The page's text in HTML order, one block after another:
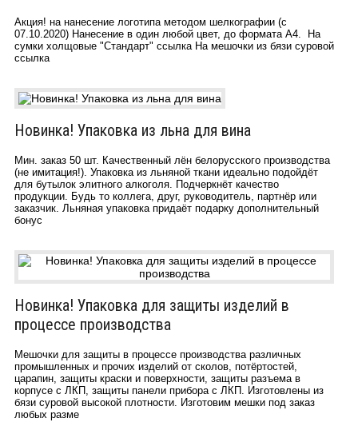
Акция! на нанесение логотипа методом шелкографии (с
07.10.2020) Нанесение в один любой цвет, до формата А4. На
сумки холщовые "Стандарт" ссылка На мешочки из бязи суровой
ссылка
Новинка! Упаковка из льна для вина
Мин. заказ 50 шт. Качественный лён белорусского производства
(не имитация!). Упаковка из льняной ткани идеально подойдёт
для бутылок элитного алкоголя. Подчеркнёт качество
продукции. Будь то коллега, друг, руководитель, партнёр или
заказчик. Льняная упаковка придаёт подарку дополнительный
бонус
Новинка! Упаковка для защиты изделий в
процессе производства
Мешочки для защиты в процессе производства различных
промышленных и прочих изделий от сколов, потёртостей,
царапин, защиты краски и поверхности, защиты разъема в
корпусе с ЛКП, защиты панели прибора с ЛКП. Изготовлены из
бязи суровой высокой плотности. Изготовим мешки под заказ
любых разме